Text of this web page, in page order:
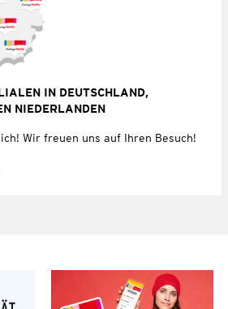
IN DEUTSCHLAND,
NIEDERLANDEN
Wir freuen uns auf Ihren Besuch!